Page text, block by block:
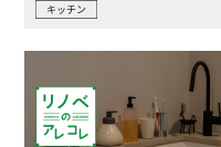
キッチン